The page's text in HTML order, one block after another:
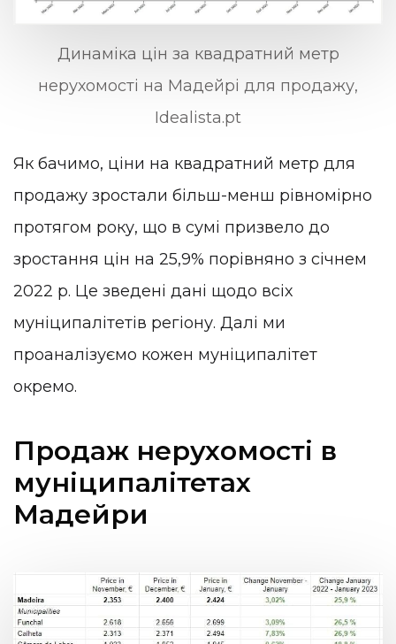
Динаміка цін за квадратний метр
нерухомості на Мадейрі для продажу,
Idealista.pt
Як бачимо, ціни на квадратний метр для
продажу зростали більш-менш рівномірно
протягом року, що в сумі призвело до
зростання цін на 25,9% порівняно з січнем
2022 р. Це зведені дані щодо всіх
муніципалітетів регіону. Далі ми
проаналізуємо кожен муніципалітет
окремо.
Продаж нерухомості в
муніципалітетах
Мадейри